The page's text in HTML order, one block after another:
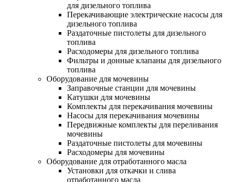
для дизельного топлива
Перекачивающие электрические насосы для
дизельного топлива
Раздаточные пистолеты для дизельного
топлива
Расходомеры для дизельного топлива
Фильтры и донные клапаны для дизельного
топлива
Оборудование для мочевины
Заправочные станции для мочевины
Катушки для мочевины
Комплекты для перекачивания мочевины
Насосы для перекачивания мочевины
Передвижные комплекты для переливания
мочевины
Раздаточные пистолеты для мочевины
Расходомеры для мочевины
Оборудование для отработанного масла
Установки для откачки и слива
отработанного масла